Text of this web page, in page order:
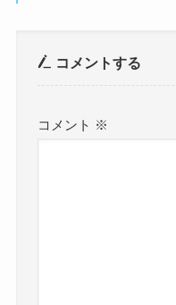
コメントする
コメント ※